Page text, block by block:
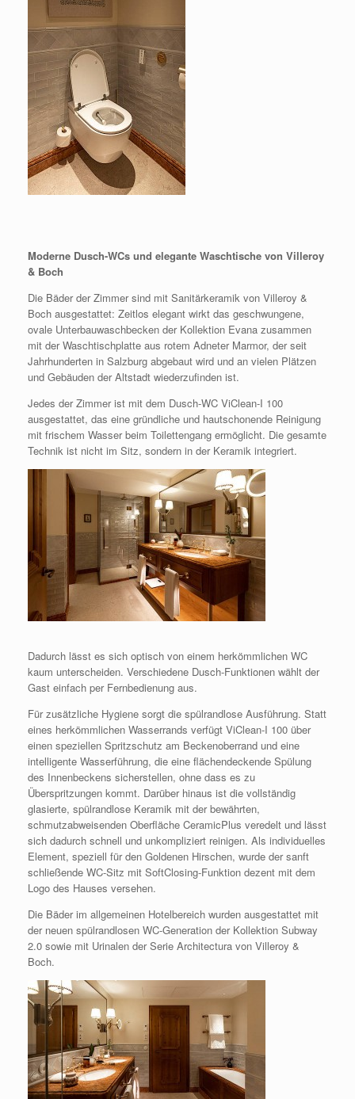
Moderne Dusch-WCs und elegante Waschtische von Villeroy
& Boch
Die Bäder der Zimmer sind mit Sanitärkeramik von Villeroy &
Boch ausgestattet: Zeitlos elegant wirkt das geschwungene,
ovale Unterbauwaschbecken der Kollektion Evana zusammen
mit der Waschtischplatte aus rotem Adneter Marmor, der seit
Jahrhunderten in Salzburg abgebaut wird und an vielen Plätzen
und Gebäuden der Altstadt wiederzufinden ist.
Jedes der Zimmer ist mit dem Dusch-WC ViClean-I 100
ausgestattet, das eine gründliche und hautschonende Reinigung
mit frischem Wasser beim Toilettengang ermöglicht. Die gesamte
Technik ist nicht im Sitz, sondern in der Keramik integriert.
Dadurch lässt es sich optisch von einem herkömmlichen WC
kaum unterscheiden. Verschiedene Dusch-Funktionen wählt der
Gast einfach per Fernbedienung aus.
Für zusätzliche Hygiene sorgt die spülrandlose Ausführung. Statt
eines herkömmlichen Wasserrands verfügt ViClean-I 100 über
einen speziellen Spritzschutz am Beckenoberrand und eine
intelligente Wasserführung, die eine flächendeckende Spülung
des Innenbeckens sicherstellen, ohne dass es zu
Überspritzungen kommt. Darüber hinaus ist die vollständig
glasierte, spülrandlose Keramik mit der bewährten,
schmutzabweisenden Oberfläche CeramicPlus veredelt und lässt
sich dadurch schnell und unkompliziert reinigen. Als individuelles
Element, speziell für den Goldenen Hirschen, wurde der sanft
schließende WC-Sitz mit SoftClosing-Funktion dezent mit dem
Logo des Hauses versehen.
Die Bäder im allgemeinen Hotelbereich wurden ausgestattet mit
der neuen spülrandlosen WC-Generation der Kollektion Subway
2.0 sowie mit Urinalen der Serie Architectura von Villeroy &
Boch.